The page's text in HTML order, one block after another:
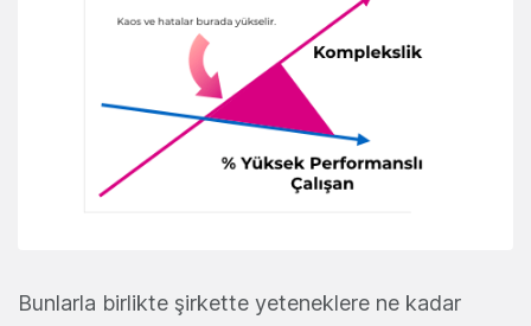
Bunlarla birlikte şirkette yeteneklere ne kadar